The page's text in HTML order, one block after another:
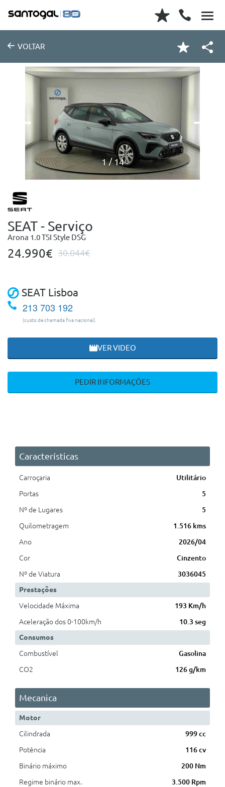
VOLTAR
1 14
SEAT - Serviço
Arona 1.0 TSI Style DSG
24.990€ 30.044€
SEAT Lisboa
213 703 192
(custo de chamada fixa nacional)
VER VIDEO
PEDIR INFORMAÇÕES
Características
Carroçaria
Utilitário
Portas
5
Nº de Lugares
5
Quilometragem
1.516 kms
Ano
2026/04
Cor
Cinzento
Nº de Viatura
3036045
Prestações
Velocidade Máxima
193 Km/h
Aceleração dos 0-100km/h
10.3 seg
Consumos
Combustível
Gasolina
CO2
126 g/km
Mecanica
Motor
Cilindrada
999 cc
Potência
116 cv
Binário máximo
200 Nm
Regime binário max.
3.500 Rpm